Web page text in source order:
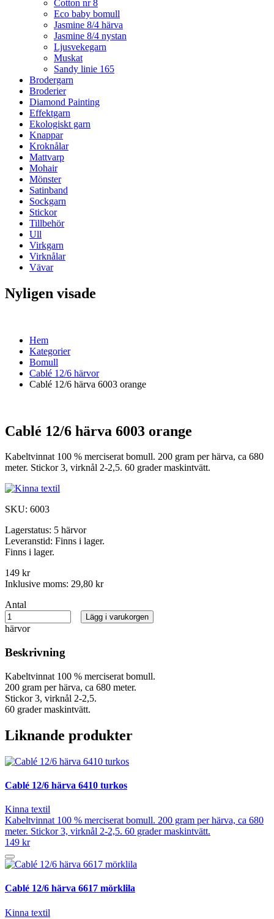
Cotton nr 8
Eco baby bomull
Jasmine 8/4 härva
Jasmine 8/4 nystan
Ljusvekegarn
Muskat
Sandy linie 165
Brodergarn
Broderier
Diamond Painting
Effektgarn
Ekologiskt garn
Knappar
Kroknålar
Mattvarp
Mohair
Mönster
Satinband
Sockgarn
Stickor
Tillbehör
Ull
Virkgarn
Virknålar
Vävar
Nyligen visade
Hem
Kategorier
Bomull
Cablé 12/6 härvor
Cablé 12/6 härva 6003 orange
Cablé 12/6 härva 6003 orange
Kabeltvinnat 100 % merciserat bomull. 200 gram per härva, ca 680
meter. Stickor 3, virknål 2-2,5. 60 grader maskintvätt.
SKU: 6003
Lagerstatus: 5 härvor
Leveranstid: Finns i lager.
Finns i lager.
149 kr
Inklusive moms: 29,80 kr
Antal
härvor
Lägg i varukorgen
Beskrivning
Kabeltvinnat 100 % merciserat bomull.
200 gram per härva, ca 680 meter.
Stickor 3, virknål 2-2,5.
60 grader maskintvätt.
Liknande produkter
Cablé 12/6 härva 6410 turkos
Kinna textil
Kabeltvinnat 100 % merciserat bomull. 200 gram per härva, ca 680
meter. Stickor 3, virknål 2-2,5. 60 grader maskintvätt.
149 kr
Cablé 12/6 härva 6617 mörklila
Kinna textil